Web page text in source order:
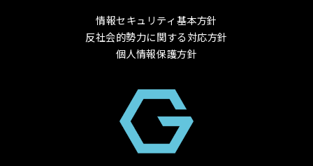
情報セキュリティ基本方針
反社会的勢力に関する対応方針
個人情報保護方針